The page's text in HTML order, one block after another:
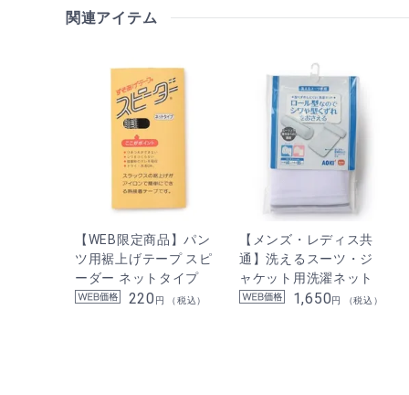
関連アイテム
【WEB限定商品】パン
ツ用裾上げテープ スピ
ーダー ネットタイプ
220 円 （税込）
【メンズ・レディス共
通】洗えるスーツ・ジ
ャケット用洗濯ネット
1,650円 （税込）